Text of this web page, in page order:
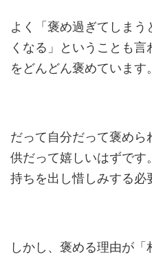
よく「褒め過ぎてしま
くなる」ということも
をどんどん褒めています。
だって自分だって褒め
供だって嬉しいはずで
持ちを出し惜しみする必
しかし、褒める理由が